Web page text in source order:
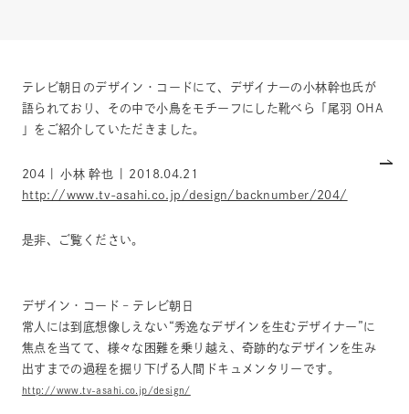
テレビ朝日のデザイン・コードにて、デザイナーの小林幹也氏が
語られており、その中で小鳥をモチーフにした靴べら「尾羽 OHA
」をご紹介していただきました。
204 | 小林 幹也 | 2018.04.21
http://www.tv-asahi.co.jp/design/backnumber/204/
是非、ご覧ください。
デザイン・コード – テレビ朝日
常人には到底想像しえない“秀逸なデザインを生むデザイナー”に
焦点を当てて、様々な困難を乗り越え、奇跡的なデザインを生み
出すまでの過程を掘り下げる人間ドキュメンタリーです。
http://www.tv-asahi.co.jp/design/